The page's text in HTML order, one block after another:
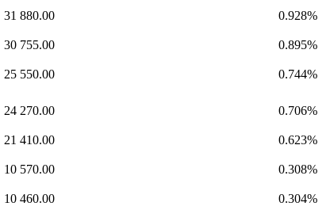
31 880.00 0.928%
30 755.00 0.895%
25 550.00 0.744%
24 270.00 0.706%
21 410.00 0.623%
10 570.00 0.308%
10 460.00 0.304%